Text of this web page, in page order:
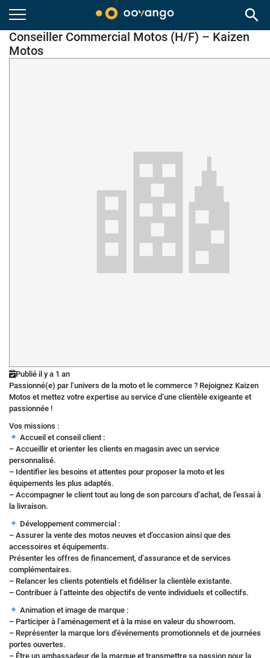
search
Conseiller Commercial Motos (H/F) – Kaizen
Motos
Publié il y a 1 an
Passionné(e) par l’univers de la moto et le commerce ? Rejoignez Kaizen
Motos et mettez votre expertise au service d’une clientèle exigeante et
passionnée !
Vos missions :
Accueil et conseil client :
– Accueillir et orienter les clients en magasin avec un service
personnalisé.
– Identifier les besoins et attentes pour proposer la moto et les
équipements les plus adaptés.
– Accompagner le client tout au long de son parcours d’achat, de l’essai à
la livraison.
Développement commercial :
– Assurer la vente des motos neuves et d’occasion ainsi que des
accessoires et équipements.
Présenter les offres de financement, d’assurance et de services
complémentaires.
– Relancer les clients potentiels et fidéliser la clientèle existante.
– Contribuer à l’atteinte des objectifs de vente individuels et collectifs.
Animation et image de marque :
– Participer à l’aménagement et à la mise en valeur du showroom.
– Représenter la marque lors d’événements promotionnels et de journées
portes ouvertes.
– Être un ambassadeur de la marque et transmettre sa passion pour la